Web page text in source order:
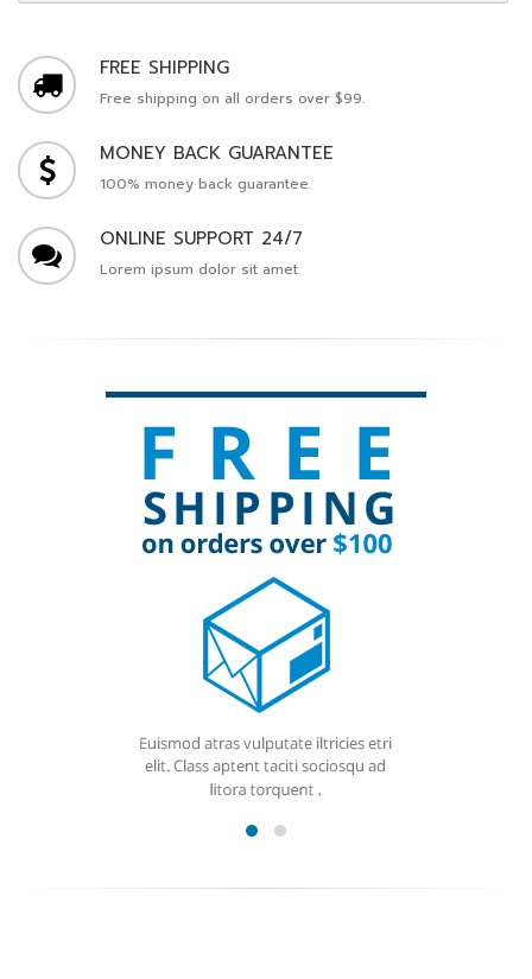
FREE SHIPPING
Free shipping on all orders over $99.
MONEY BACK GUARANTEE
100% money back guarantee.
ONLINE SUPPORT 24/7
Lorem ipsum dolor sit amet.